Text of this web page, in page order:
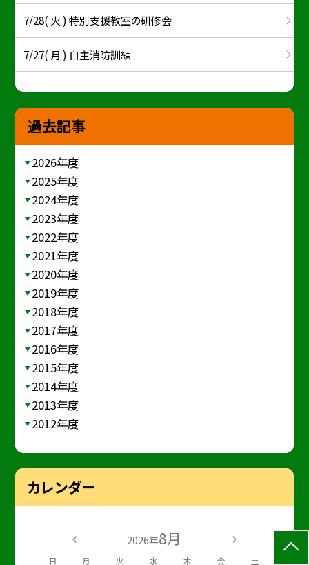
7/28( 火 ) 特別支援教室の研修会
7/27( 月 ) 自主消防訓練
過去記事
2026年度
2025年度
2024年度
2023年度
2022年度
2021年度
2020年度
2019年度
2018年度
2017年度
2016年度
2015年度
2014年度
2013年度
2012年度
カレンダー
2026年8月
日 月 火 水 木 金 土